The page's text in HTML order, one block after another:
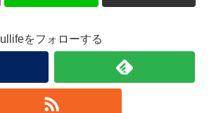
ullifeをフォローする